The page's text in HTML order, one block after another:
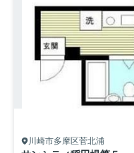
川崎市多摩区菅北浦